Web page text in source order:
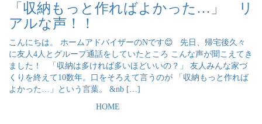
「収納もっと作ればよかった…」 リ
アルな声！！
こんにちは。 ホームアドバイザーのNです😊 先日、帰宅後久々
に友人4人とグループ通話をしていたところ こんな声が聞こえてき
ました！ 「収納は多ければ多いほどいいの？」 友人みんな家づ
くりを終えて10数年。口をそろえて言うのが 「収納もっと作れば
よかった…」という言葉。 &nb […]
HOME